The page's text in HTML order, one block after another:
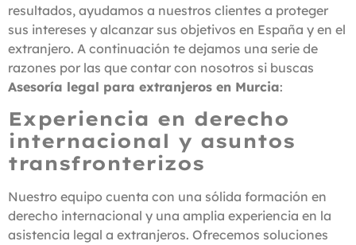
resultados, ayudamos a nuestros clientes a proteger
sus intereses y alcanzar sus objetivos en España y en el
extranjero. A continuación te dejamos una serie de
razones por las que contar con nosotros si buscas
Asesoría legal para extranjeros en Murcia:
Experiencia en derecho
internacional y asuntos
transfronterizos
Nuestro equipo cuenta con una sólida formación en
derecho internacional y una amplia experiencia en la
asistencia legal a extranjeros. Ofrecemos soluciones